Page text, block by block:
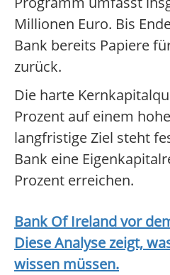
Millionen Euro. Bis
Bank bereits Papiere
zurück.
Die harte
Prozent auf einem
langfristige Ziel steht
Bank eine
Prozent erreichen.
Bank Of Irelandvor
Diese Analyse zeigt,
wissen müssen.